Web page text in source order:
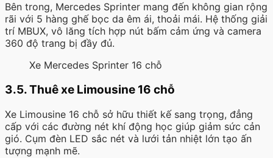
Bên trong, Mercedes Sprinter mang đến không gian rộng
rãi với 5 hàng ghế bọc da êm ái, thoải mái. Hệ thống giải
trí MBUX, vô lăng tích hợp nút bấm cảm ứng và camera
360 độ trang bị đầy đủ.
Xe Mercedes Sprinter 16 chỗ
3.5. Thuê xe Limousine 16 chỗ
Xe Limousine 16 chỗ sở hữu thiết kế sang trọng, đẳng
cấp với các đường nét khí động học giúp giảm sức cản
gió. Cụm đèn LED sắc nét và lưới tản nhiệt lớn tạo ấn
tượng mạnh mẽ.